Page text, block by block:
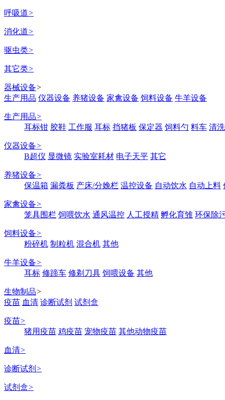
呼吸道>
消化道>
驱虫类>
其它类>
器械设备>
生产用品 仪器设备 养猪设备 家禽设备 饲料设备 牛羊设备
生产用品>
耳标钳 胶鞋 工作服 耳标 挡猪板 保定器 饲料勺 料车 清
仪器设备>
B超仪 显微镜 实验室耗材 电子天平 其它
养猪设备>
保温箱 漏粪板 产床/分娩栏 温控设备 自动饮水 自动上料
家禽设备>
笼具围栏 饲喂饮水 通风温控 人工授精 孵化育雏 环保除
饲料设备>
粉碎机 制粒机 混合机 其他
牛羊设备>
耳标 修蹄车 修剃刀具 饲喂设备 其他
生物制品>
疫苗 血清 诊断试剂 试剂盒
疫苗>
猪用疫苗 鸡疫苗 宠物疫苗 其他动物疫苗
血清>
诊断试剂 >
试剂盒>